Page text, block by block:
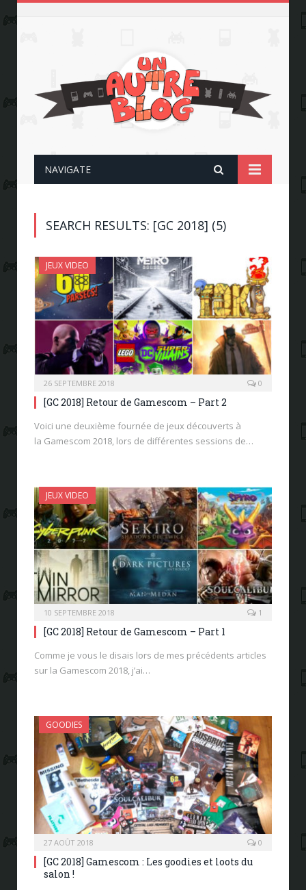
NAVIGATE
SEARCH RESULTS: [GC 2018] (5)
JEUX VIDEO
26 SEPTEMBRE 2018 0
[GC 2018] Retour de Gamescom – Part 2
Voici une deuxième fournée de jeux découverts à
la Gamescom 2018, lors de différentes sessions de…
JEUX VIDEO
10 SEPTEMBRE 2018 1
[GC 2018] Retour de Gamescom – Part 1
Comme je vous le disais lors de mes précédents articles
sur la Gamescom 2018, j’ai…
GOODIES
27 AOÛT 2018 0
[GC 2018] Gamescom : Les goodies et loots du
salon !